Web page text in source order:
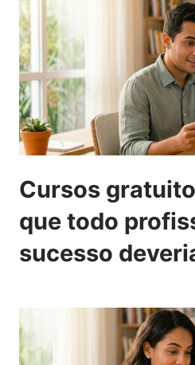
Cursos
que todo
sucesso